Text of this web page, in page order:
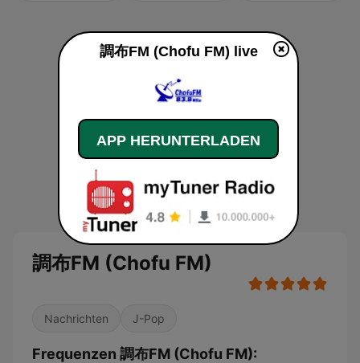
調布FM (Chofu FM)
Nachrichten J-Pop
Frequenzen 調布FM (Chofu FM):
調布FM (Chofu FM) live
APP HERUNTERLADEN